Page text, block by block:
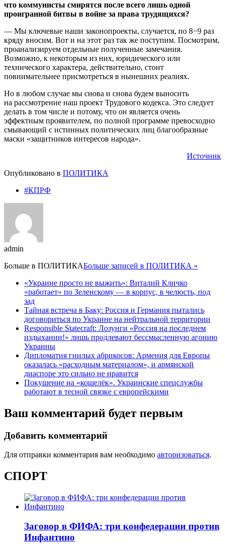
что коммунисты смирятся после всего лишь одной
проигранной битвы в войне за права трудящихся?
— Мы ключевые наши законопроекты, случается, по 8−9 раз
кряду вносим. Вот и на этот раз так же поступим. Посмотрим,
проанализируем отдельные полученные замечания.
Возможно, к некоторым из них, юридического или
технического характера, действительно, стоит
повнимательнее присмотреться в нынешних реалиях.
Но в любом случае мы снова и снова будем выносить
на рассмотрение наш проект Трудового кодекса. Это следует
делать в том числе и потому, что он является очень
эффектным проявителем, по полной программе превосходно
смывающий с истинных политических лиц благообразные
маски «защитников интересов народа».
Источник
Опубликовано в ПОЛИТИКА
#КПРФ
admin
Больше в ПОЛИТИКАБольше записей в ПОЛИТИКА »
«Украине просто не выжить»: Виталий Кличко
«работает» по Зеленскому — в корпус, в челюсть, под
зад
Тайная встреча в Баку: Россия и Германия пытались
договориться по Украине на нейтральной территории
Responsible Statecraft: Лозунги «Россия на последнем
издыхании!» лишь продлевают бессмысленную агонию
Украины
Дипломатия гнилых абрикосов: Армения для Европы
оказалась «расходным материалом», и армянской
диаспоре это сильно не нравится
Покушение на «кошелёк». Украинские спецслужбы
работают в тесной связке с европейскими
Ваш комментарий будет первым
Добавить комментарий
Для отправки комментария вам необходимо авторизоваться.
СПОРТ
Заговор в ФИФА: три конфедерации против
Инфантино